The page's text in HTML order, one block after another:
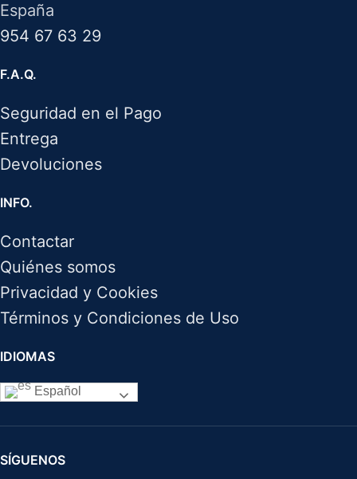
España
954 67 63 29
F.A.Q.
Seguridad en el Pago
Entrega
Devoluciones
INFO.
Contactar
Quiénes somos
Privacidad y Cookies
Términos y Condiciones de Uso
IDIOMAS
Español
SÍGUENOS